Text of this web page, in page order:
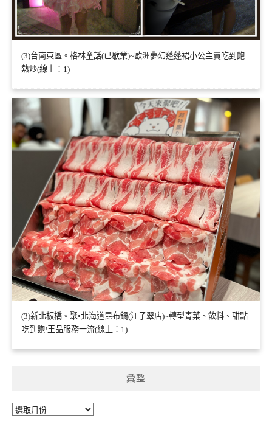
(3)台南東區。格林童話(已歇業)~歐洲夢幻蓬蓬裙小公主賣吃到飽
熱炒(線上：1)
(3)新北板橋。聚•北海道昆布鍋(江子翠店)~轉型青菜、飲料、甜點
吃到飽!王品服務一流(線上：1)
彙整
彙